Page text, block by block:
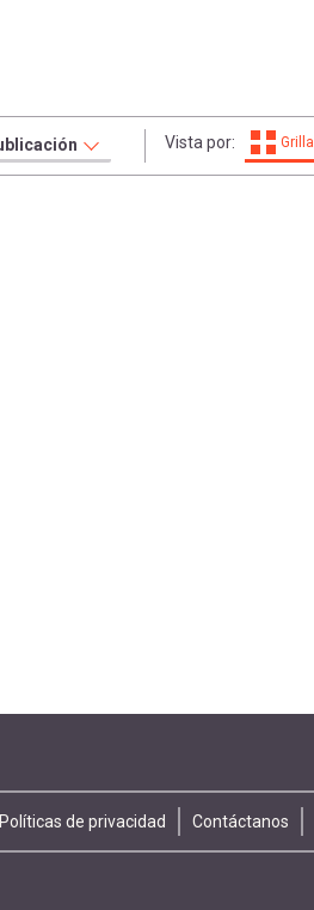
Vista por: Grilla
Políticas de privacidad Contáctanos